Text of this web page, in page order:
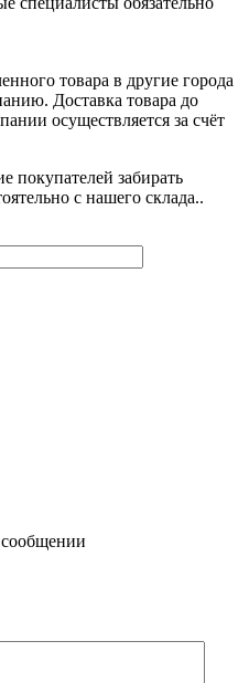
товара в другие города
Доставка товара до
осуществляется за счёт
покупателей забирать
с нашего склада..